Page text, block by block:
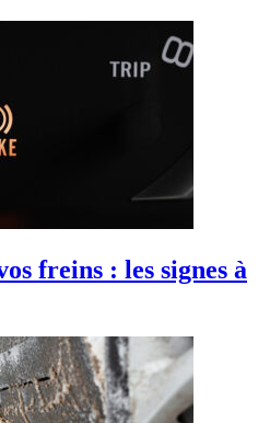
freins : les signes à